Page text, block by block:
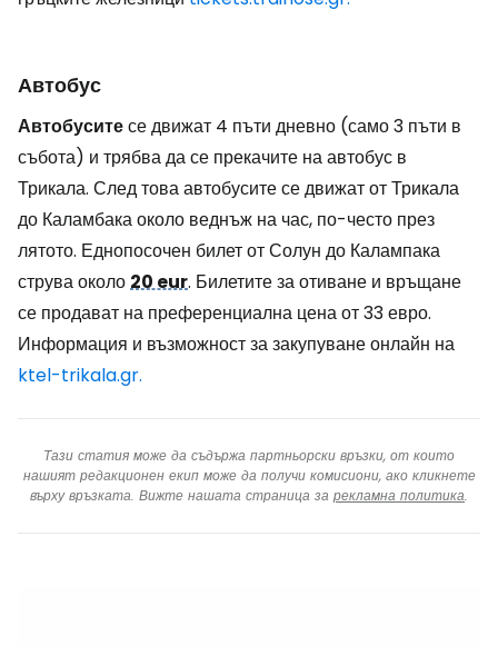
Автобус
Автобуситесе движат 4 пъти дневно (само 3 пъти в
събота) и трябва да се прекачите на автобус в
Трикала. След това автобусите се движат от Трикала
до Каламбака около веднъж на час, по-често през
лятото. Еднопосочен билет от Солун до Калампака
струва около20 eur. Билетите за отиване и връщане
се продават на преференциална цена от 33 евро.
Информация и възможност за закупуване онлайн на
ktel-trikala.gr.
Тази статия може да съдържа партньорски връзки, от които
нашият редакционен екип може да получи комисиони, ако кликнете
върху връзката. Вижте нашата страница за рекламна политика.